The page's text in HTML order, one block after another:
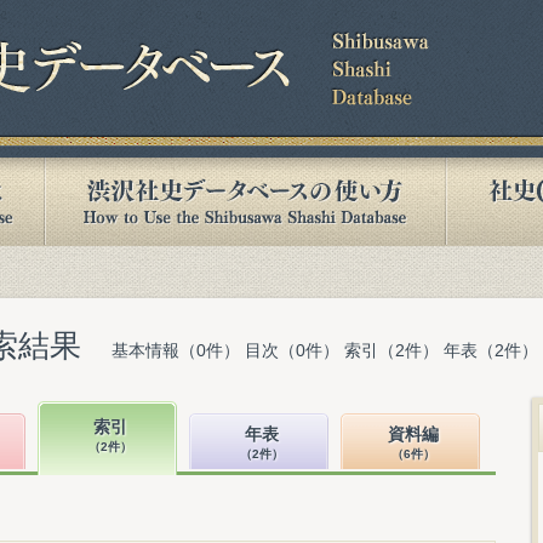
結果 基本情報（0件） 目次（0件） 索引（2件） 年表（2件
索引
（2件）
年表
（2件）
資料編
（6件）